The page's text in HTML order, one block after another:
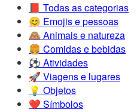
📕️ Todas as categorias
😊️ Emojis e pessoas
🙈️ Animais e natureza
🍔️ Comidas e bebidas
⚽️ Atividades
🚀️ Viagens e lugares
💡️ Objetos
❤️ Símbolos